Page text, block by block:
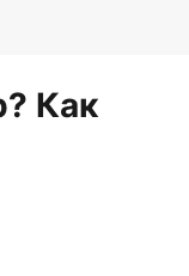
Как